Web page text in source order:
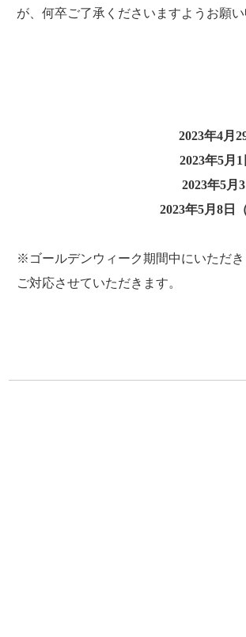
が、何卒ご了承くださいますようお願い
2023年4月
2023年5月
2023年5
2023年5月8日
※ゴールデンウィーク期間中にいただ
ご対応させていただきます。